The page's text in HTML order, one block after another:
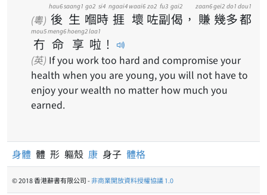
(粵) 後
hau6
生
saang1
嗰
go2
時
si4
捱
ngaai4
壞
waai6
咗
zo2
副
fu3
偈
gai2
， 賺
zaan6
幾
gei2
多
do1
都
dou1
冇
mou5
命
meng6
享
hoeng2
啦
laa1
！
(英) If you work too hard and compromise your
health when you are young, you will not have to
enjoy your wealth no matter how much you
earned.
身體 體 形 軀殼 康 身子 體格
© 2018 香港辭書有限公司 -非商業開放資料授權協議 1.0